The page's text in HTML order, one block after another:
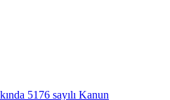
5176 sayılı Kanun